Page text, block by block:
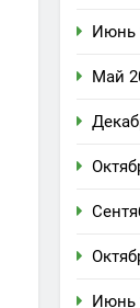
Июнь
Май
Июнь